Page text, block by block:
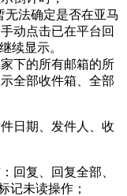
法确定是否在亚马
动点击已在平台回
续显示。
下的所有邮箱的所
全部收件箱、全部
日期、发件人、收
回复、回复全部、
记未读操作；